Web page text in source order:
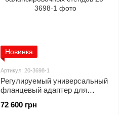
Новинка
Артикул: 20-3698-1
Регулируемый универсальный
фланцевый адаптер для
72 600 грн